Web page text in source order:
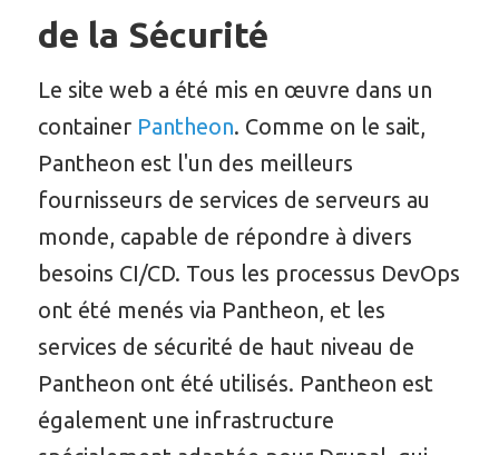
de la Sécurité
Le site web a été mis en œuvre dans un
container Pantheon. Comme on le sait,
Pantheon est l'un des meilleurs
fournisseurs de services de serveurs au
monde, capable de répondre à divers
besoins CI/CD. Tous les processus DevOps
ont été menés via Pantheon, et les
services de sécurité de haut niveau de
Pantheon ont été utilisés. Pantheon est
également une infrastructure